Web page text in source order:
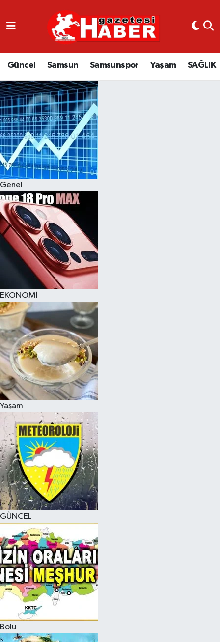
Güncel Samsun Samsunspor Yaşam SAĞLIK
Genel
EKONOMİ
Yaşam
GÜNCEL
Bolu
GÜNCEL
SAMSUN
SAMSUNSPOR
EKONOMİ
YAŞAM